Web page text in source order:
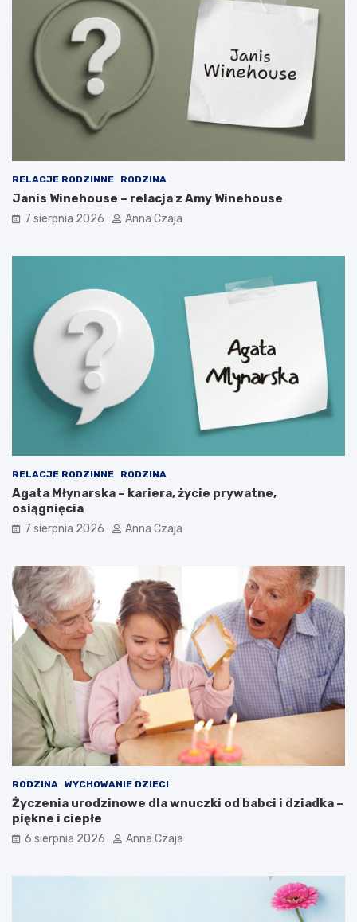
RELACJE RODZINNE RODZINA
Janis Winehouse – relacja z Amy Winehouse
7 sierpnia 2026 Anna Czaja
RELACJE RODZINNE RODZINA
Agata Młynarska – kariera, życie prywatne,
osiągnięcia
7 sierpnia 2026 Anna Czaja
RODZINA WYCHOWANIE DZIECI
Życzenia urodzinowe dla wnuczki od babci i dziadka –
piękne i ciepłe
6 sierpnia 2026 Anna Czaja